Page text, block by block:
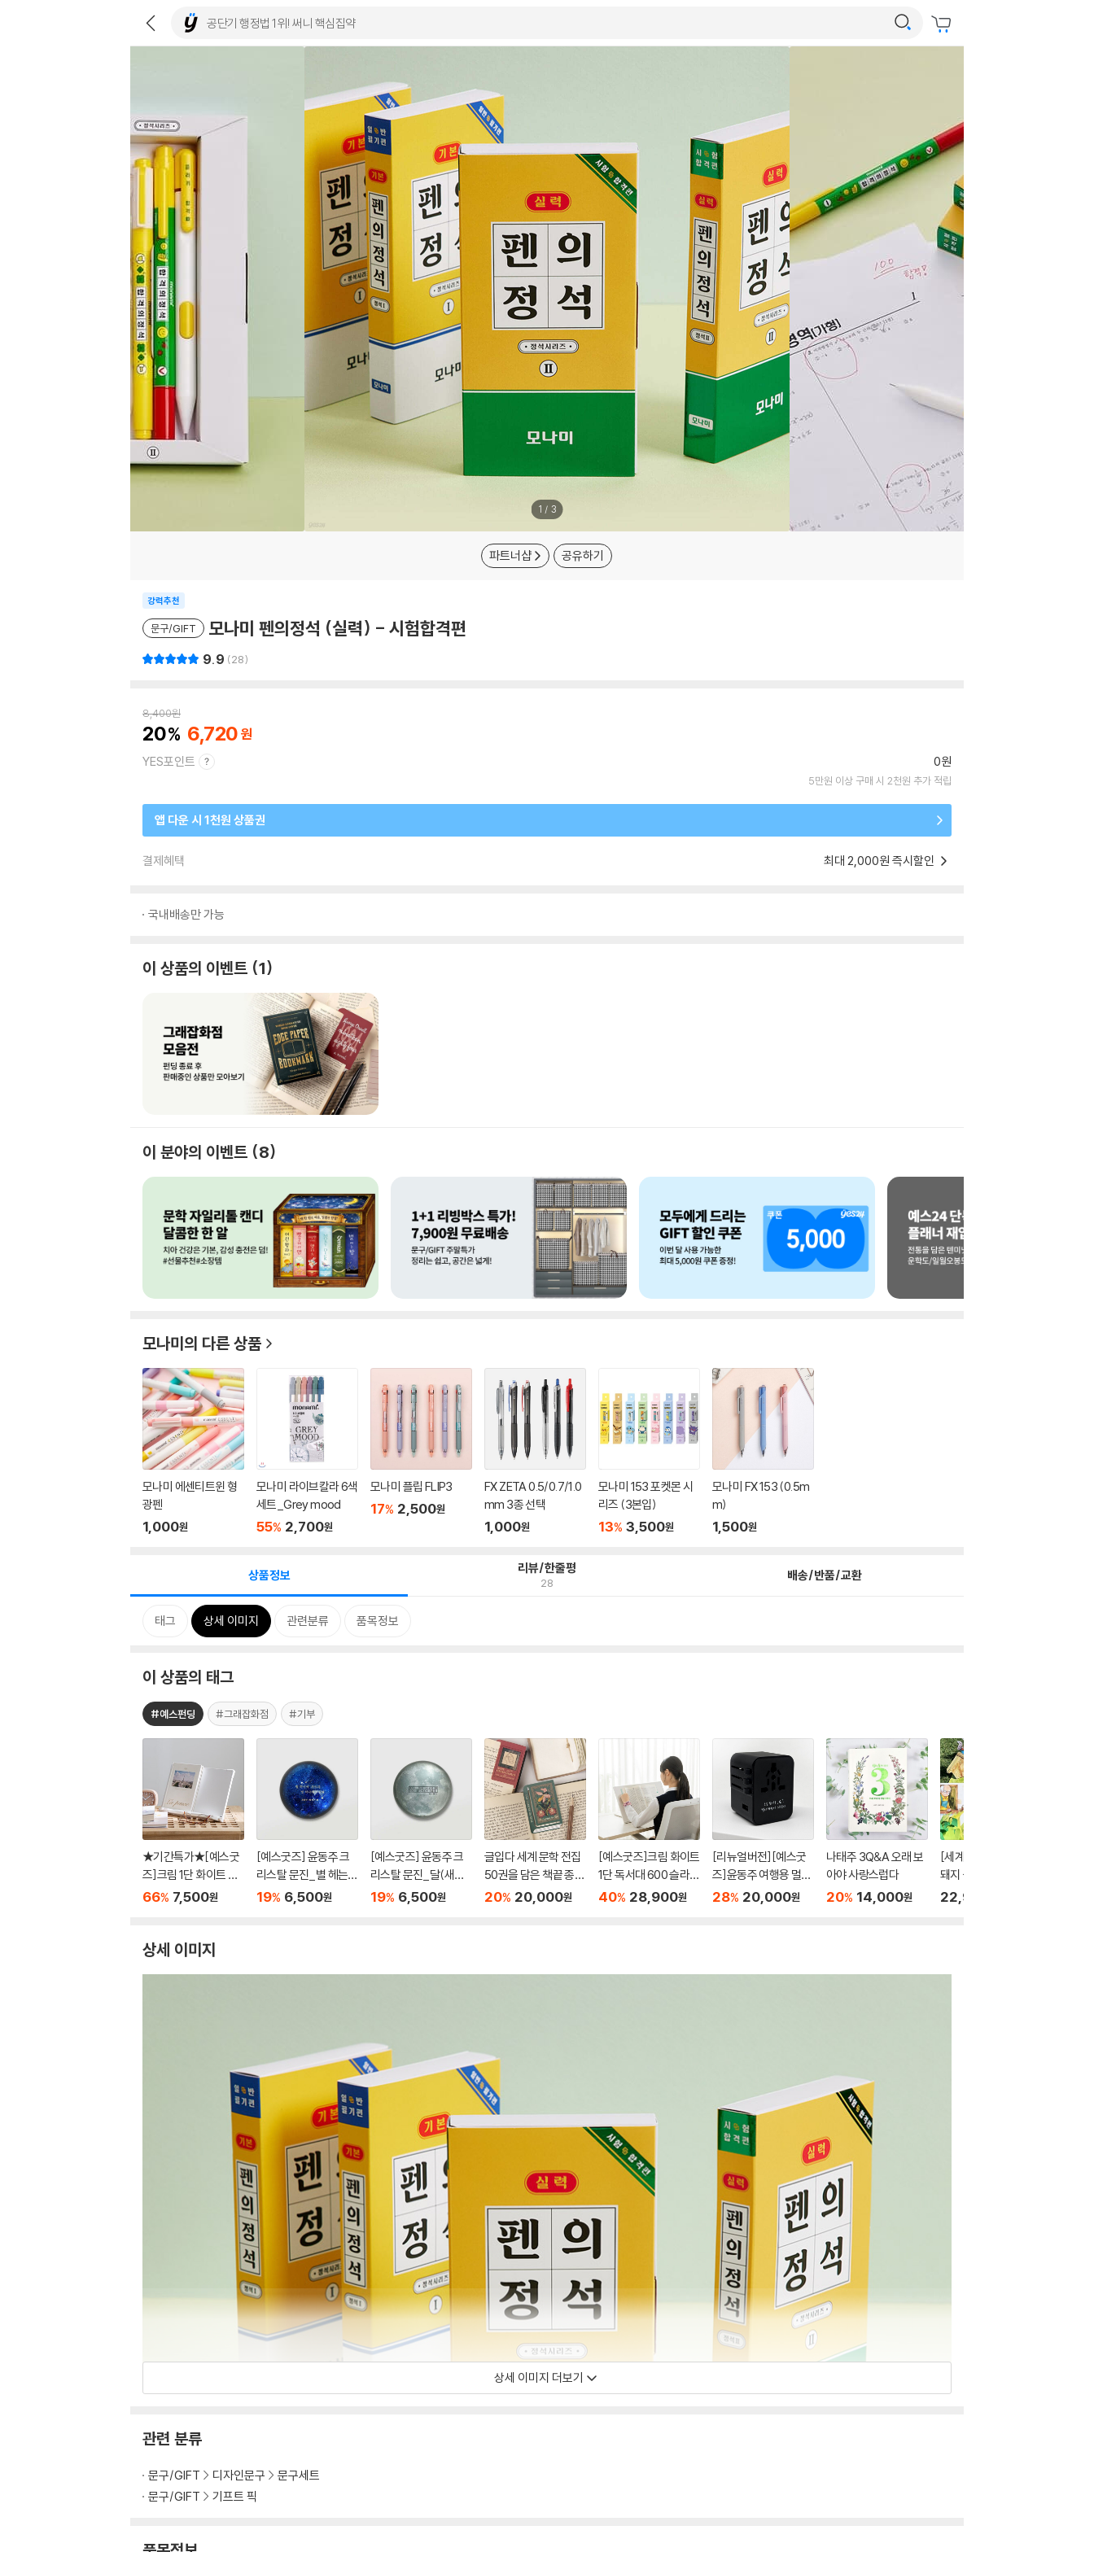
1 / 3
파트너샵 공유하기
강력추천
문구/GIFT 모나미 펜의정석 (실력) - 시험합격편
9.9 28
8,400원
20 6,720
YES포인트 0원
5만원 이상 구매 시 2천원 추가 적립
앱 다운 시 1천원 상품권
결제혜택 최대 2,000원 즉시할인
국내배송만 가능
이 상품의 이벤트 1
이 분야의 이벤트 8
모나미의 다른 상품
모나미 에센티트윈 형
광펜
1,000원
모나미 라이브칼라 6색
세트_Grey mood
55% 2,700원
모나미 플립 FLIP3
17% 2,500원
FX ZETA 0.5/0.7/1.0
mm 3종 선택
1,000원
모나미 153 포켓몬 시
리즈 (3본입)
13% 3,500원
모나미 FX 153 (0.5m
m)
1,500원
상품정보 리뷰/한줄평
28 배송/반품/교환
태그 상세 이미지 관련분류 품목정보
이 상품의 태그
#예스펀딩 #그래잡화점 #기부
★기간특가★[예스굿
즈]크림 1단 화이트 독
서대 300 책받침대 휴
66% 7,500원
[예스굿즈] 윤동주 크
리스탈 문진_별 헤는
밤(무게 280g)
19% 6,500원
[예스굿즈] 윤동주 크
리스탈 문진_달(새로
운 길)(무게 280g)
19% 6,500원
글입다 세계 문학 전집
50권을 담은 책끝 종이
북마크 책갈피 Reader
20% 20,000원
[예스굿즈]크림 화이트
1단 독서대 600 슬라이
드 책받침대
40% 28,900원
[리뉴얼버전][예스굿
즈]윤동주 여행용 멀티
어댑터 플러그 USB 4
28% 20,000원
나태주 3Q&A 오래 보
아야 사랑스럽다
20% 14,000원
[세계명작 set①] 아기
돼지 삼형제, 잭과 콩나
무, 피노키오 / 독후활
22,900
상세 이미지
상세 이미지 더보기
관련 분류
문구/GIFT 디자인문구
문구세트
문구/GIFT
기프트 픽